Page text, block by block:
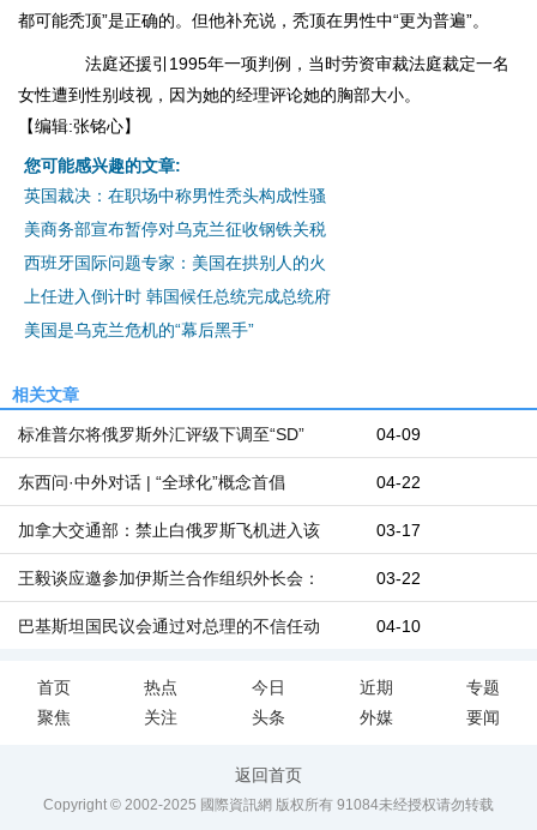
都可能秃顶”是正确的。但他补充说，秃顶在男性中“更为普遍”。
法庭还援引1995年一项判例，当时劳资审裁法庭裁定一名
女性遭到性别歧视，因为她的经理评论她的胸部大小。
【编辑:张铭心】
您可能感兴趣的文章:
英国裁决：在职场中称男性秃头构成性骚
美商务部宣布暂停对乌克兰征收钢铁关税
西班牙国际问题专家：美国在拱别人的火
上任进入倒计时 韩国候任总统完成总统府
美国是乌克兰危机的“幕后黑手”
相关文章
04-09
标准普尔将俄罗斯外汇评级下调至“SD”
04-22
东西问·中外对话 | “全球化”概念首倡
03-17
加拿大交通部：禁止白俄罗斯飞机进入该
03-22
王毅谈应邀参加伊斯兰合作组织外长会：
04-10
巴基斯坦国民议会通过对总理的不信任动
首页 热点 今日 近期
专题
聚焦
关注 头条 外媒 要闻
返回首页
Copyright © 2002-2025 國際資訊網 版权所有 91084未经授权请勿转载